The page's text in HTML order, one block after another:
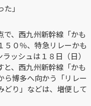
」
で、西九州新幹線「かも
５０％、特急リレーかも
ッシュは１８日（日）
と、西九州新幹線「かも
ら博多へ向かう「リレー
どり」などは、増便して